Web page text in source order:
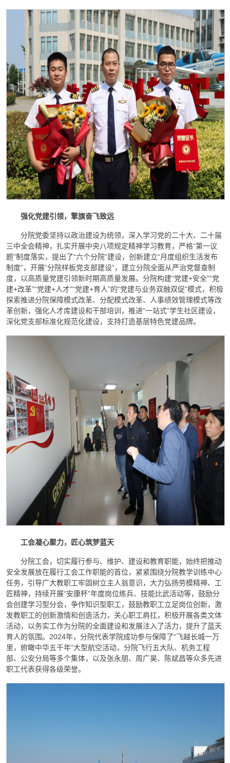
强化党建引领，擎旗奋飞致远
分院党委坚持以政治建设为统领，深入学习党的二十大、二十届
三中全会精神，扎实开展中央八项规定精神学习教育，严格“第一议
题”制度落实，提出了“六个分院”建设，创新建立“月度组织生活发布
制度”，开展“分院样板党支部建设”，建立分院全面从严治党督查制
度，以高质量党建引领新时期高质量发展。分院构建“党建+安全”“党
建+改革”“党建+人才”“党建+育人”的“党建与业务双融双促”模式，积极
探索推进分院保障模式改革、分配模式改革、人事绩效管理模式等改
革创新，强化人才库建设和干部培训，推进“一站式”学生社区建设，
深化党支部标准化规范化建设，支持打造基层特色党建品牌。
工会凝心聚力，匠心筑梦蓝天
分院工会，切实履行参与、维护、建设和教育职能，始终把推动
安全发展放在履行工会工作职能的首位，紧紧围绕分院教学训练中心
任务，引导广大教职工牢固树立主人翁意识，大力弘扬劳模精神、工
匠精神，持续开展“安康杯”年度岗位练兵、技能比武活动等，鼓励分
会创建学习型分会，争作知识型职工，鼓励教职工立足岗位创新，激
发教职工的创新激情和创造活力，关心职工肩扛，积极开展各类文体
活动，以务实工作为分院的全面建设和发展注入了活力，提升了蓝天
育人的氛围。2024年，分院代表学院成功参与保障了“飞越长城一万
里，俯瞰中华五千年”大型航空活动，分院飞行五大队、机务工程
部、公安分局等多个集体，以及张永朋、周广昊、陈斌昌等众多先进
职工代表获得各级荣誉。